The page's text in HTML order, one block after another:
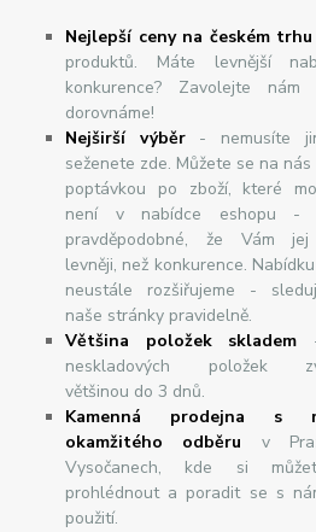
Nejlepší ceny na českém trhu
produktů. Máte levnější
konkurence? Zavolejte
dorovnáme!
Nejširšívýběr- nemusíte
seženete zde. Můžete se na
poptávkou po zboží, které
není v nabídce eshopu -
pravděpodobné, že Vám jej
levněji, než konkurence.
neustále rozšiřujeme -
naše stránky pravidelně.
Většina položek skladem
neskladových položek
většinou do 3 dnů.
Kamenná prodejna s
okamžitého odběru v
Vysočanech, kde si
prohlédnout a poradit se s
použití.